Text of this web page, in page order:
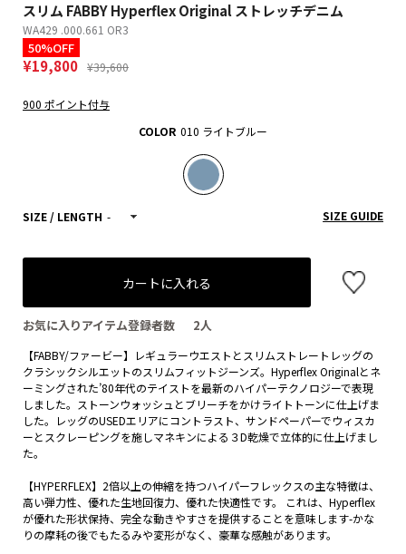
スリム FABBY Hyperflex Original ストレッチデニム
WA429 .000.661 OR3
50%OFF
¥19,800 ¥39,600
900 ポイント付与
COLOR 010 ライトブルー
SIZE / LENGTH - SIZE GUIDE
カートに入れる
お気に入りアイテム登録者数 2人
【FABBY/ファービー】レギュラーウエストとスリムストレートレッグの
クラシックシルエットのスリムフィットジーンズ。Hyperflex Originalとネ
ーミングされた’80年代のテイストを最新のハイパーテクノロジーで表現
しました。ストーンウォッシュとブリーチをかけライトトーンに仕上げま
した。レッグのUSEDエリアにコントラスト、サンドペーパーでウィスカ
ーとスクレーピングを施しマネキンによる３D乾燥で立体的に仕上げまし
た。
【HYPERFLEX】2倍以上の伸縮を持つハイパーフレックスの主な特徴は、
高い弾力性、優れた生地回復力、優れた快適性です。 これは、Hyperflex
が優れた形状保持、完全な動きやすさを提供することを意味します-かな
りの摩耗の後でもたるみや変形がなく、豪華な感触があります。